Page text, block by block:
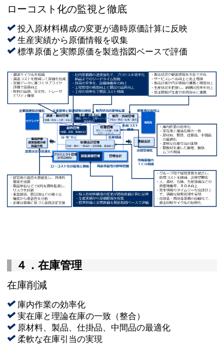
ローコスト化の監視と徹底
投入原材料構成の変更が適時原価計算に反映
生産実績から原価情報を収集
標準原価と実際原価を製造指図ベースで評価
４．在庫管理
在庫削減
庫内作業の効率化
実在庫と理論在庫の一致（整合）
原材料、製品、仕掛品、中間品の最適化
柔軟な在庫引当の実現